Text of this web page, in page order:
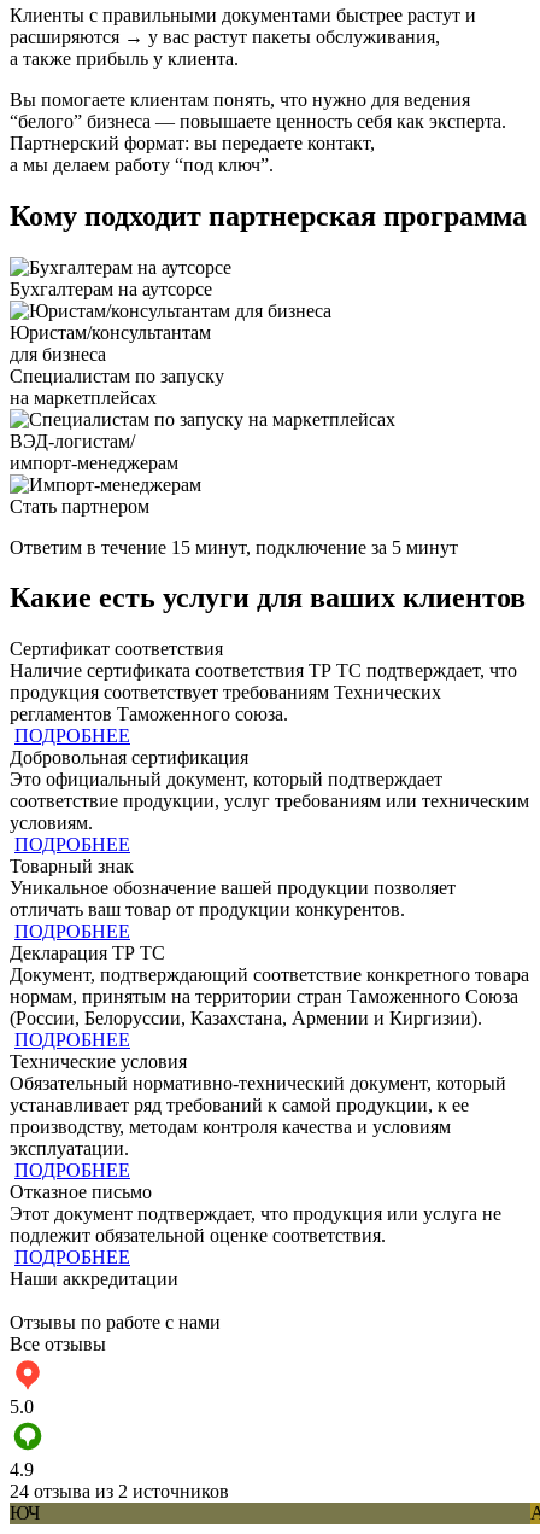
Клиенты с правильными документами быстрее растут и
расширяются → у вас растут пакеты обслуживания,
а также прибыль у клиента.
Вы помогаете клиентам понять, что нужно для ведения
“белого” бизнеса — повышаете ценность себя как эксперта.
Партнерский формат: вы передаете контакт,
а мы делаем работу “под ключ”.
Кому подходит партнерская программа
Бухгалтерам на аутсорсе
Юристам/консультантам
для бизнеса
Специалистам по запуску
на маркетплейсах
ВЭД-логистам/
импорт-менеджерам
Стать партнером
Ответим в течение 15 минут, подключение за 5 минут
Какие есть услуги для ваших клиентов
Сертификат соответствия
Наличие сертификата соответствия ТР ТС подтверждает, что
продукция cоответствует требованиям Технических
регламентов Таможенного союза.
ПОДРОБНЕЕ
Добровольная сертификация
Это официальный документ, который подтверждает
соответствие продукции, услуг требованиям или техническим
условиям.
ПОДРОБНЕЕ
Товарный знак
Уникальное обозначение вашей продукции позволяет
отличать ваш товар от продукции конкурентов.
ПОДРОБНЕЕ
Декларация ТР ТС
Документ, подтверждающий соответствие конкретного товара
нормам, принятым на территории стран Таможенного Союза
(России, Белоруссии, Казахстана, Армении и Киргизии).
ПОДРОБНЕЕ
Технические условия
Обязательный нормативно-технический документ, который
устанавливает ряд требований к самой продукции, к ее
производству, методам контроля качества и условиям
эксплуатации.
ПОДРОБНЕЕ
Отказное письмо
Этот документ подтверждает, что продукция или услуга не
подлежит обязательной оценке соответствия.
ПОДРОБНЕЕ
Наши аккредитации
Отзывы по работе с нами
Все отзывы
5.0
4.9
24 отзыва из 2 источников
ЮЧ